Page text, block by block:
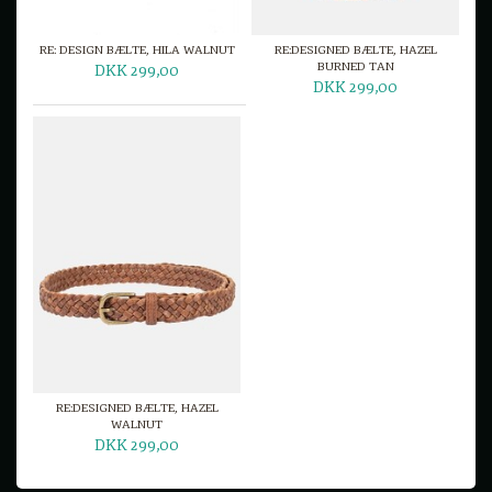
RE: DESIGN BÆLTE, HILA WALNUT
DKK 299,00
RE:DESIGNED BÆLTE, HAZEL
BURNED TAN
DKK 299,00
RE:DESIGNED BÆLTE, HAZEL
WALNUT
DKK 299,00